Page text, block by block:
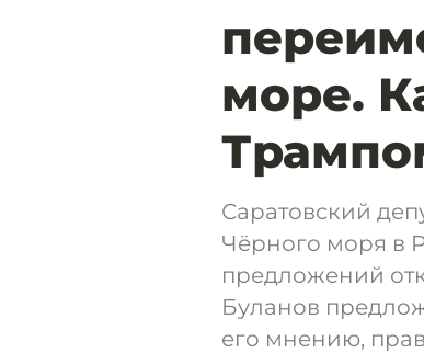
море.
Саратовский
Чёрного моря в
предложений
Буланов
его мнению,